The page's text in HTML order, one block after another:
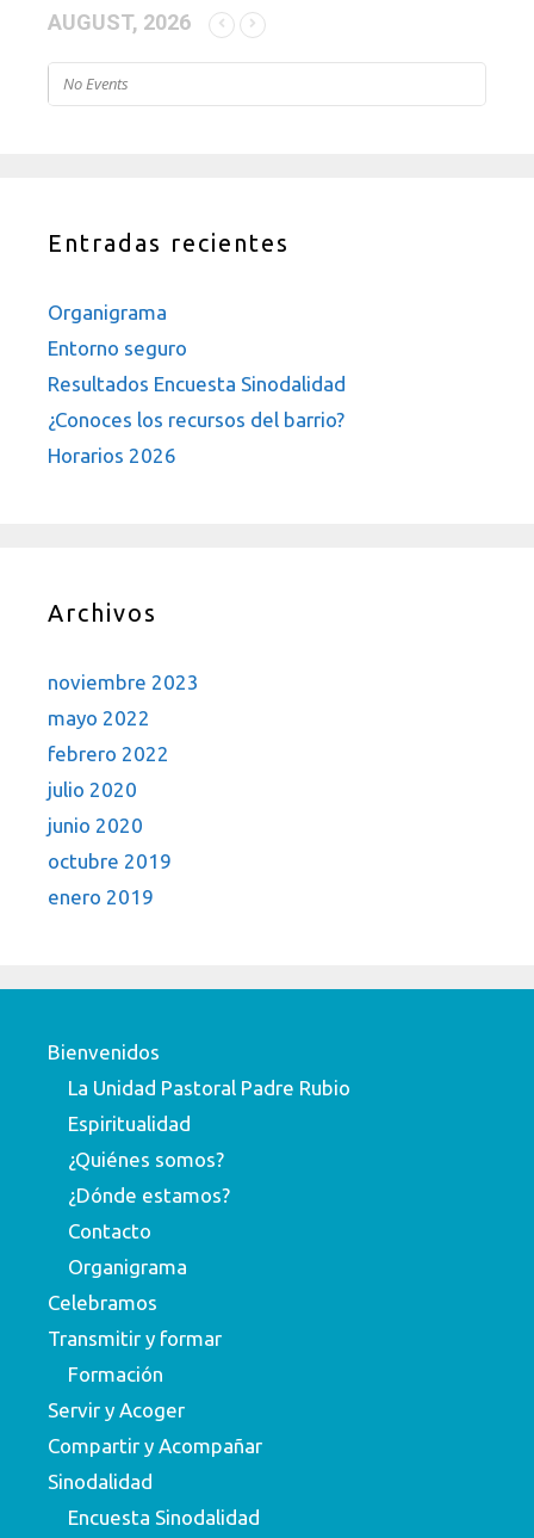
AUGUST, 2026
No Events
Entradas recientes
Organigrama
Entorno seguro
Resultados Encuesta Sinodalidad
¿Conoces los recursos del barrio?
Horarios 2026
Archivos
noviembre 2023
mayo 2022
febrero 2022
julio 2020
junio 2020
octubre 2019
enero 2019
Bienvenidos
La Unidad Pastoral Padre Rubio
Espiritualidad
¿Quiénes somos?
¿Dónde estamos?
Contacto
Organigrama
Celebramos
Transmitir y formar
Formación
Servir y Acoger
Compartir y Acompañar
Sinodalidad
Encuesta Sinodalidad